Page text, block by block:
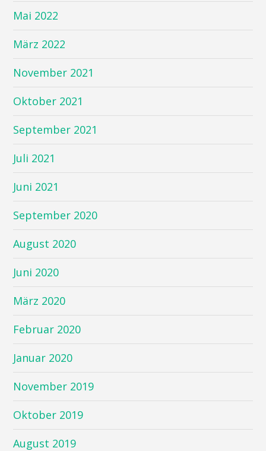
Mai 2022
März 2022
November 2021
Oktober 2021
September 2021
Juli 2021
Juni 2021
September 2020
August 2020
Juni 2020
März 2020
Februar 2020
Januar 2020
November 2019
Oktober 2019
August 2019